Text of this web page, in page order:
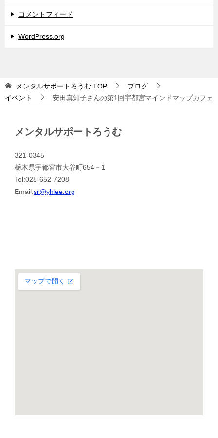
コメントフィード
WordPress.org
メンタルサポートろうむ TOP
ブログ
イベント
安田真知子さんの第1回宇都宮マインドマップカフェ
メンタルサポートろうむ
321-0345
栃木県宇都宮市大谷町654－1
Tel:028-652-7208
Email:sr@yhlee.org